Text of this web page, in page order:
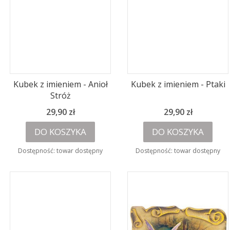
Kubek z imieniem - Anioł
Stróż
Cena
29,90 zł
DO KOSZYKA
Dostępność: towar dostępny
Kubek z imieniem - Ptaki
Cena
29,90 zł
DO KOSZYKA
Dostępność: towar dostępny